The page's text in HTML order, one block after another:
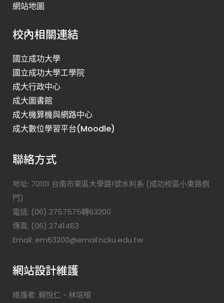
網站地圖
校內相關連結
國立成功大學
國立成功大學工學院
成大行政中心
成大圖書館
成大機算機與網路中心
成大數位學習平台(Moodle)
聯絡方式
地址: 70101 台南市東區大學路1號水利系 (成功校區小東路側
門)
電話: (06) 2757575轉63200
傳真: (06) 2741463
Email: em63200@email.ncku.edu.tw
網站設計維護
維護者: 賴悅仁、林培榕